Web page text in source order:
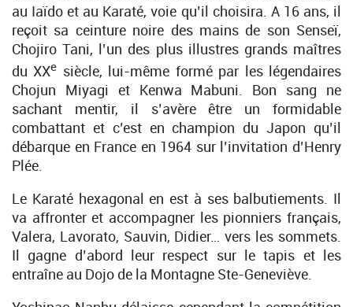
au Iaïdo et au Karaté, voie qu’il choisira. A 16 ans, il
reçoit sa ceinture noire des mains de son Senseï,
Chojiro Tani, l’un des plus illustres grands maîtres
du XXe siècle, lui-même formé par les légendaires
Chojun Miyagi et Kenwa Mabuni. Bon sang ne
sachant mentir, il s’avère être un formidable
combattant et c’est en champion du Japon qu’il
débarque en France en 1964 sur l’invitation d’Henry
Plée.
Le Karaté hexagonal en est à ses balbutiements. Il
va affronter et accompagner les pionniers français,
Valera, Lavorato, Sauvin, Didier… vers les sommets.
Il gagne d’abord leur respect sur le tapis et les
entraîne au Dojo de la Montagne Ste-Geneviève.